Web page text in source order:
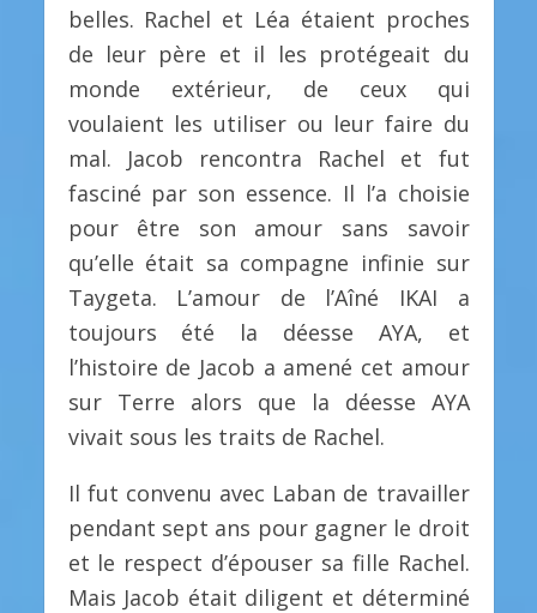
belles. Rachel et Léa étaient proches
de leur père et il les protégeait du
monde extérieur, de ceux qui
voulaient les utiliser ou leur faire du
mal. Jacob rencontra Rachel et fut
fasciné par son essence. Il l’a choisie
pour être son amour sans savoir
qu’elle était sa compagne infinie sur
Taygeta. L’amour de l’Aîné IKAI a
toujours été la déesse AYA, et
l’histoire de Jacob a amené cet amour
sur Terre alors que la déesse AYA
vivait sous les traits de Rachel.
Il fut convenu avec Laban de travailler
pendant sept ans pour gagner le droit
et le respect d’épouser sa fille Rachel.
Mais Jacob était diligent et déterminé